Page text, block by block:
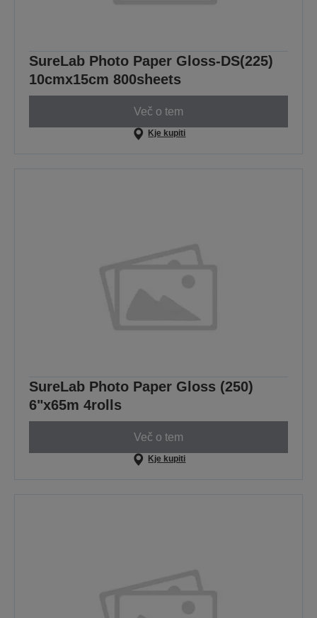
SureLab Photo Paper Gloss-DS(225)
10cmx15cm 800sheets
Več o tem
Kje kupiti
SureLab Photo Paper Gloss (250)
6"x65m 4rolls
Več o tem
Kje kupiti